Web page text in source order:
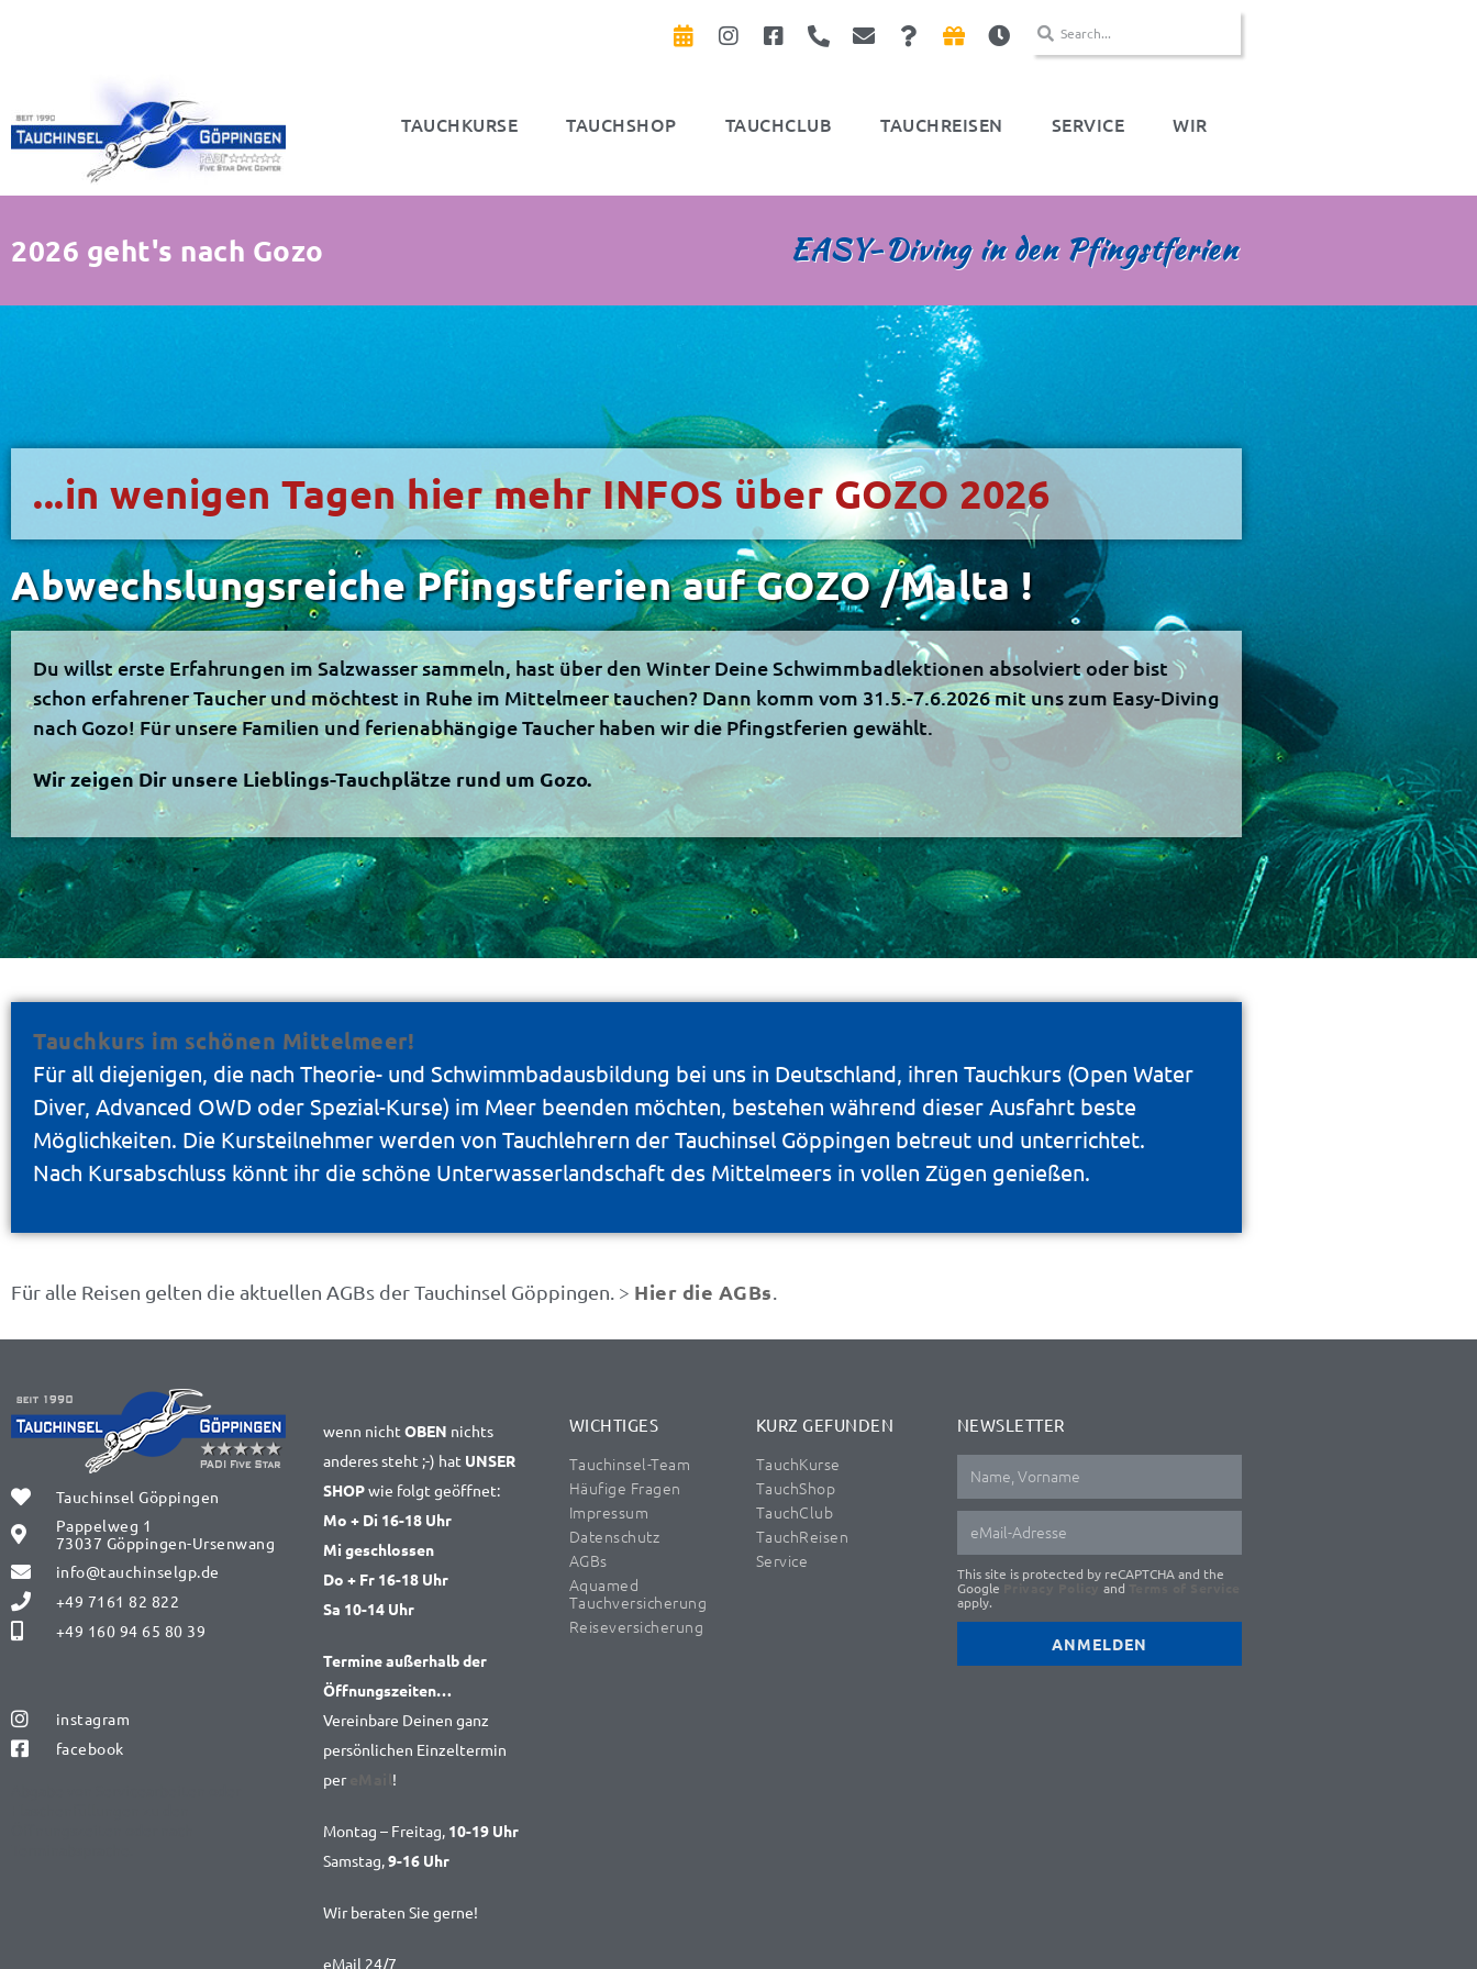
TAUCHKURSE TAUCHSHOP TAUCHCLUB TAUCHREISEN SERVICE WIR
2026 geht's nach Gozo EASY-Diving in den Pfingstferien
...in wenigen Tagen hier mehr INFOS über GOZO 2026
Abwechslungsreiche Pfingstferien auf GOZO /Malta !
Du willst erste Erfahrungen im Salzwasser sammeln, hast über den Winter Deine Schwimmbadlektionen absolviert oder bist
schon erfahrener Taucher und möchtest in Ruhe im Mittelmeer tauchen? Dann komm vom 31.5.-7.6.2026 mit uns zum Easy-Diving
nach Gozo! Für unsere Familien und ferienabhängige Taucher haben wir die Pfingstferien gewählt.
Wir zeigen Dir unsere Lieblings-Tauchplätze rund um Gozo.
Tauchkurs im schönen Mittelmeer!
Für all diejenigen, die nach Theorie- und Schwimmbadausbildung bei uns in Deutschland, ihren Tauchkurs (Open Water
Diver, Advanced OWD oder Spezial-Kurse) im Meer beenden möchten, bestehen während dieser Ausfahrt beste
Möglichkeiten. Die Kursteilnehmer werden von Tauchlehrern der Tauchinsel Göppingen betreut und unterrichtet.
Nach Kursabschluss könnt ihr die schöne Unterwasserlandschaft des Mittelmeers in vollen Zügen genießen.
Für alle Reisen gelten die aktuellen AGBs der Tauchinsel Göppingen. > Hier die AGBs
Tauchinsel Göppingen
Pappelweg 1
73037 Göppingen-Ursenwang
info@tauchinselgp.de
+49 7161 82 822
+49 160 94 65 80 39
instagram
facebook
wenn nicht OBEN nichts
anderes steht ;-) hat UNSER
SHOPwie folgt geöffnet:
Mo + Di 16-18 Uhr
Mi geschlossen
Do + Fr 16-18 Uhr
Sa 10-14 Uhr
Termine außerhalb der
Öffnungszeiten…
Vereinbare Deinen ganz
persönlichen Einzeltermin
per
!
Montag – Freitag, 10-19 Uhr
Samstag,9-16 Uhr
Wir beraten Sie gerne!
eMail 24/7
WICHTIGES
Tauchinsel-Team
Häufige Fragen
Impressum
Datenschutz
AGBs
Aquamed
Tauchversicherung
Reiseversicherung
KURZ GEFUNDEN
TauchKurse
TauchShop
TauchClub
TauchReisen
Service
NEWSLETTER
This site is protected by reCAPTCHA and the
Google
and
apply.
ANMELDEN